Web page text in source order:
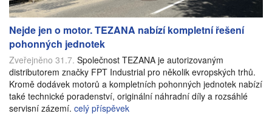
Nejde jen o motor. TEZANA nabízí kompletní řešení
pohonných jednotek
Zveřejněno 31.7. Společnost TEZANA je autorizovaným
distributorem značky FPT Industrial pro několik evropských trhů.
Kromě dodávek motorů a kompletních pohonných jednotek nabízí
také technické poradenství, originální náhradní díly a rozsáhlé
servisní zázemí. celý příspěvek